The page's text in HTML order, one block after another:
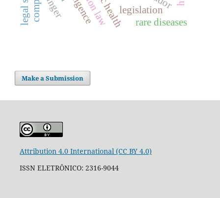
legislation
rare diseases
Make a Submission
Attribution 4.0 International (CC BY 4.0)
ISSN ELETRÔNICO: 2316-9044